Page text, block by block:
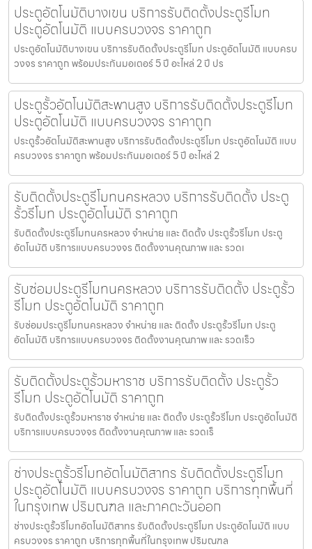
ประตูอัตโนมัติบางเขน บริการรับติดตั้งประตูรีโมท
ประตูอัตโนมัติ แบบครบวงจร ราคาถูก
ประตูอัตโนมัติบางเขน บริการรับติดตั้งประตูรีโมท ประตูอัตโนมัติ แบบครบ
วงจร ราคาถูก พร้อมประกันมอเตอร์ 5 ปี อะไหล่ 2 ปี ปร
ประตูรั้วอัตโนมัติสะพานสูง บริการรับติดตั้งประตูรีโมท
ประตูอัตโนมัติ แบบครบวงจร ราคาถูก
ประตูรั้วอัตโนมัติสะพานสูง บริการรับติดตั้งประตูรีโมท ประตูอัตโนมัติ แบบ
ครบวงจร ราคาถูก พร้อมประกันมอเตอร์ 5 ปี อะไหล่ 2
รับติดตั้งประตูรีโมทนครหลวง บริการรับติดตั้ง ประตู
รั้วรีโมท ประตูอัตโนมัติ ราคาถูก
รับติดตั้งประตูรีโมทนครหลวง จำหน่าย และ ติดตั้ง ประตูรั้วรีโมท ประตู
อัตโนมัติ บริการแบบครบวงจร ติดตั้งงานคุณภาพ และ รวดเ
รับซ่อมประตูรีโมทนครหลวง บริการรับติดตั้ง ประตูรั้ว
รีโมท ประตูอัตโนมัติ ราคาถูก
รับซ่อมประตูรีโมทนครหลวง จำหน่าย และ ติดตั้ง ประตูรั้วรีโมท ประตู
อัตโนมัติ บริการแบบครบวงจร ติดตั้งงานคุณภาพ และ รวดเร็ว
รับติดตั้งประตูรั้วมหาราช บริการรับติดตั้ง ประตูรั้ว
รีโมท ประตูอัตโนมัติ ราคาถูก
รับติดตั้งประตูรั้วมหาราช จำหน่าย และ ติดตั้ง ประตูรั้วรีโมท ประตูอัตโนมัติ
บริการแบบครบวงจร ติดตั้งงานคุณภาพ และ รวดเร็
ช่างประตูรั้วรีโมทอัตโนมัติสาทร รับติดตั้งประตูรีโมท
ประตูอัตโนมัติ แบบครบวงจร ราคาถูก บริการทุกพื้นที่
ในกรุงเทพ ปริมณฑล และภาคตะวันออก
ช่างประตูรั้วรีโมทอัตโนมัติสาทร รับติดตั้งประตูรีโมท ประตูอัตโนมัติ แบบ
ครบวงจร ราคาถูก บริการทุกพื้นที่ในกรุงเทพ ปริมณฑล